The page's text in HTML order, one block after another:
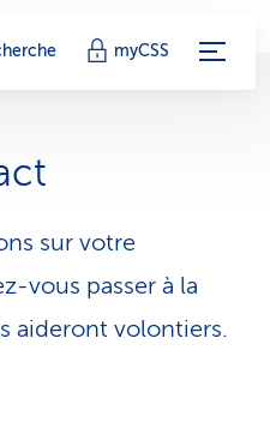
myCSS
sur votre
vous passer à la
aideront volontiers.